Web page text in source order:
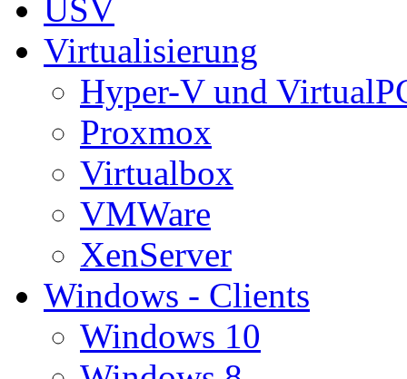
USV
Virtualisierung
Hyper-V und
Proxmox
Virtualbox
VMWare
XenServer
Windows - Clients
Windows 10